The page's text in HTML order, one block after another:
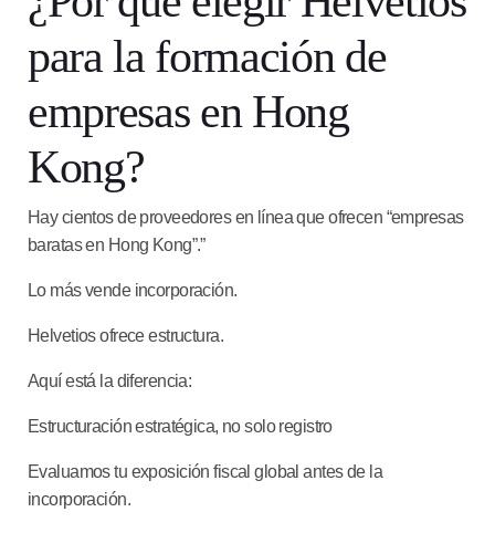
para la formación de
empresas en Hong
Kong?
Hay cientos de proveedores en línea que ofrecen “empresas
baratas en Hong Kong”.”
Lo más vende incorporación.
Helvetios ofrece estructura.
Aquí está la diferencia:
Estructuración estratégica, no solo registro
Evaluamos tu exposición fiscal global antes de la
incorporación.